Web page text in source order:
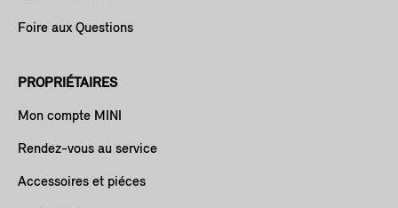
Foire aux Questions
PROPRIÉTAIRES
Mon compte MINI
Rendez-vous au service
Accessoires et piéces